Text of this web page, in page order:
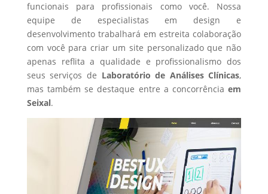
funcionais para profissionais como você. Nossa
equipe de especialistas em design e
desenvolvimento trabalhará em estreita colaboração
com você para criar um site personalizado que não
apenas reflita a qualidade e profissionalismo dos
seus serviços de Laboratório de Análises Clínicas,
mas também se destaque entre a concorrênciaem
Seixal.